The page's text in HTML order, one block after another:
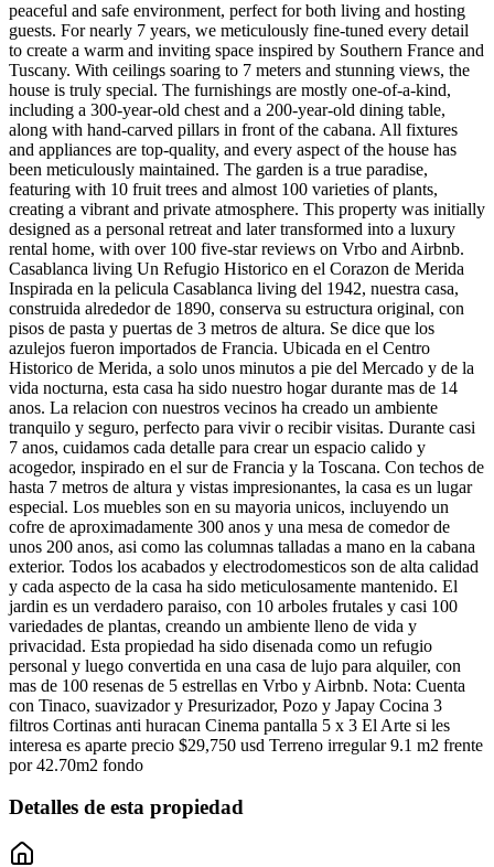
peaceful and safe environment, perfect for both living and hosting
guests. For nearly 7 years, we meticulously fine-tuned every detail
to create a warm and inviting space inspired by Southern France and
Tuscany. With ceilings soaring to 7 meters and stunning views, the
house is truly special. The furnishings are mostly one-of-a-kind,
including a 300-year-old chest and a 200-year-old dining table,
along with hand-carved pillars in front of the cabana. All fixtures
and appliances are top-quality, and every aspect of the house has
been meticulously maintained. The garden is a true paradise,
featuring with 10 fruit trees and almost 100 varieties of plants,
creating a vibrant and private atmosphere. This property was initially
designed as a personal retreat and later transformed into a luxury
rental home, with over 100 five-star reviews on Vrbo and Airbnb.
Casablanca living Un Refugio Historico en el Corazon de Merida
Inspirada en la pelicula Casablanca living del 1942, nuestra casa,
construida alrededor de 1890, conserva su estructura original, con
pisos de pasta y puertas de 3 metros de altura. Se dice que los
azulejos fueron importados de Francia. Ubicada en el Centro
Historico de Merida, a solo unos minutos a pie del Mercado y de la
vida nocturna, esta casa ha sido nuestro hogar durante mas de 14
anos. La relacion con nuestros vecinos ha creado un ambiente
tranquilo y seguro, perfecto para vivir o recibir visitas. Durante casi
7 anos, cuidamos cada detalle para crear un espacio calido y
acogedor, inspirado en el sur de Francia y la Toscana. Con techos de
hasta 7 metros de altura y vistas impresionantes, la casa es un lugar
especial. Los muebles son en su mayoria unicos, incluyendo un
cofre de aproximadamente 300 anos y una mesa de comedor de
unos 200 anos, asi como las columnas talladas a mano en la cabana
exterior. Todos los acabados y electrodomesticos son de alta calidad
y cada aspecto de la casa ha sido meticulosamente mantenido. El
jardin es un verdadero paraiso, con 10 arboles frutales y casi 100
variedades de plantas, creando un ambiente lleno de vida y
privacidad. Esta propiedad ha sido disenada como un refugio
personal y luego convertida en una casa de lujo para alquiler, con
mas de 100 resenas de 5 estrellas en Vrbo y Airbnb. Nota: Cuenta
con Tinaco, suavizador y Presurizador, Pozo y Japay Cocina 3
filtros Cortinas anti huracan Cinema pantalla 5 x 3 El Arte si les
interesa es aparte precio $29,750 usd Terreno irregular 9.1 m2 frente
por 42.70m2 fondo
Detalles de esta propiedad